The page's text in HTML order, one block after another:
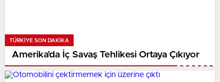
TÜRKIYE SON DAKİKA
Amerika’da İç Savaş Tehlikesi Ortaya Çıkıyor